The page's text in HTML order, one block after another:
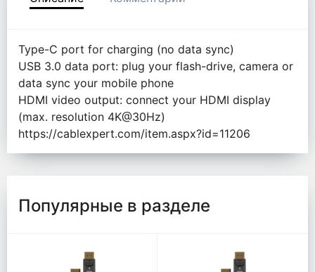
Type-C port for charging (no data sync)
USB 3.0 data port: plug your flash-drive, camera or
data sync your mobile phone
HDMI video output: connect your HDMI display
(max. resolution 4K@30Hz)
https://cablexpert.com/item.aspx?id=11206
Популярные в разделе